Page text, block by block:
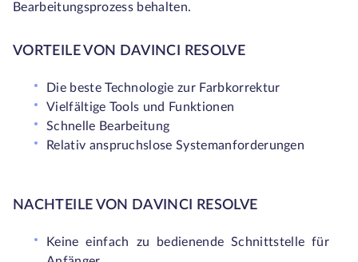
Bearbeitungsprozess behalten.
VORTEILE VON DAVINCI RESOLVE
Die beste Technologie zur Farbkorrektur
Vielfältige Tools und Funktionen
Schnelle Bearbeitung
Relativ anspruchslose Systemanforderungen
NACHTEILE VON DAVINCI RESOLVE
Keine einfach zu bedienende Schnittstelle für